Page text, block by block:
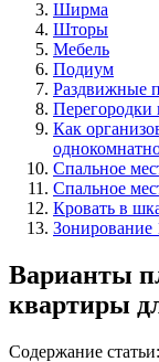
Ширма
Шторы
Мебель
Подиум
Раздвижные
Перегородки
Как
Спальное
Спальное
Кровать в
Варианты
квартиры
Содержание статьи: